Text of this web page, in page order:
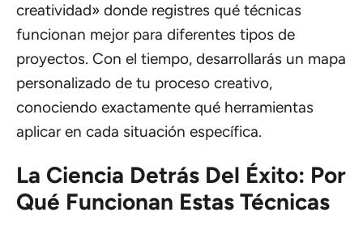
creatividad» donde registres qué técnicas
funcionan mejor para diferentes tipos de
proyectos. Con el tiempo, desarrollarás un mapa
personalizado de tu proceso creativo,
conociendo exactamente qué herramientas
aplicar en cada situación específica.
La Ciencia Detrás Del Éxito: Por
Qué Funcionan Estas Técnicas